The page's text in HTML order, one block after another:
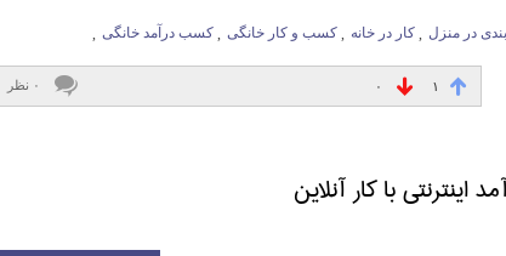
در منزل کار در خانه کسب و کار خانگی کسب درآمد خانگی
۱ ۰ ۰ نظر
با کار آنلاین